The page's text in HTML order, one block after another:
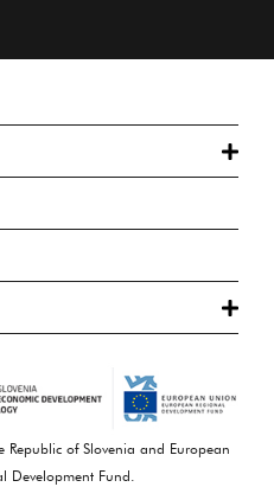
Republic of Slovenia and European
Development Fund.